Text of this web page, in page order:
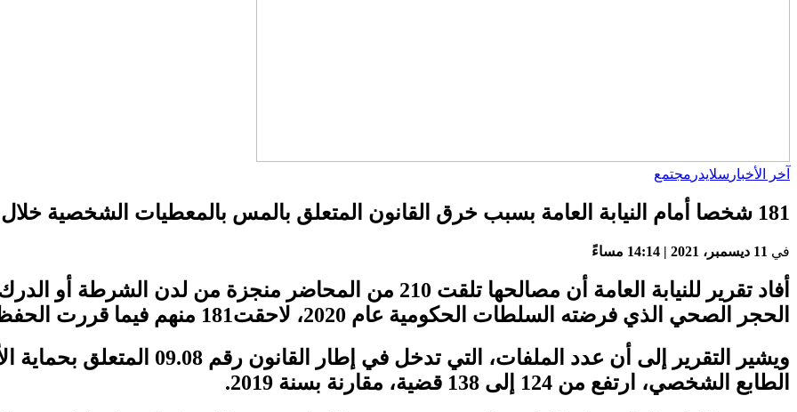
آخر الأخبار سلايدر مجتمع
181 شخصا أمام النيابة العامة بسبب خرق القانون المتعلق بالمس بالمعطيات الشخصية خلال الحجر الصحي 2020
في 11 ديسمبر، 2021 | 14:14 مساءً
أفاد
تقرير للنيابة العامة أن مصالحها تلقت 210 من المحاضر منجزة من
الحجر الصحي الذي فرضته السلطات الحكومية عام 2020، لاحقت181 منهم فيما قررت الحفظ في حق 42 محضرا.
ويشير التقرير إلى أن عدد
الطابع الشخصي، ارتفع من 124 إلى 138 قضية، مقارنة بسنة 2019.